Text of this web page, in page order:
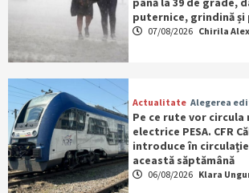
puternice, grindină
07/08/2026 Chirila
Actualitate Alegerea
Pe ce rute vor
electrice PESA. CFR
introduce în
această săptămână
06/08/2026 Klara